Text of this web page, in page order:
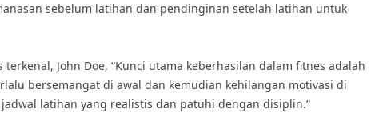
sebelum latihan dan pendinginan setelah latihan untuk
John Doe, “Kunci utama keberhasilan dalam fitnes adalah
bersemangat di awal dan kemudian kehilangan motivasi di
latihan yang realistis dan patuhi dengan disiplin.”